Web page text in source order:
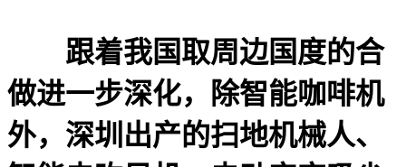
跟着我国取周边国度的合
做进一步深化，除智能咖啡机
外，深圳出产的扫地机械人、